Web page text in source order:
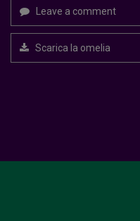
Leave a comment
Scarica la omelia